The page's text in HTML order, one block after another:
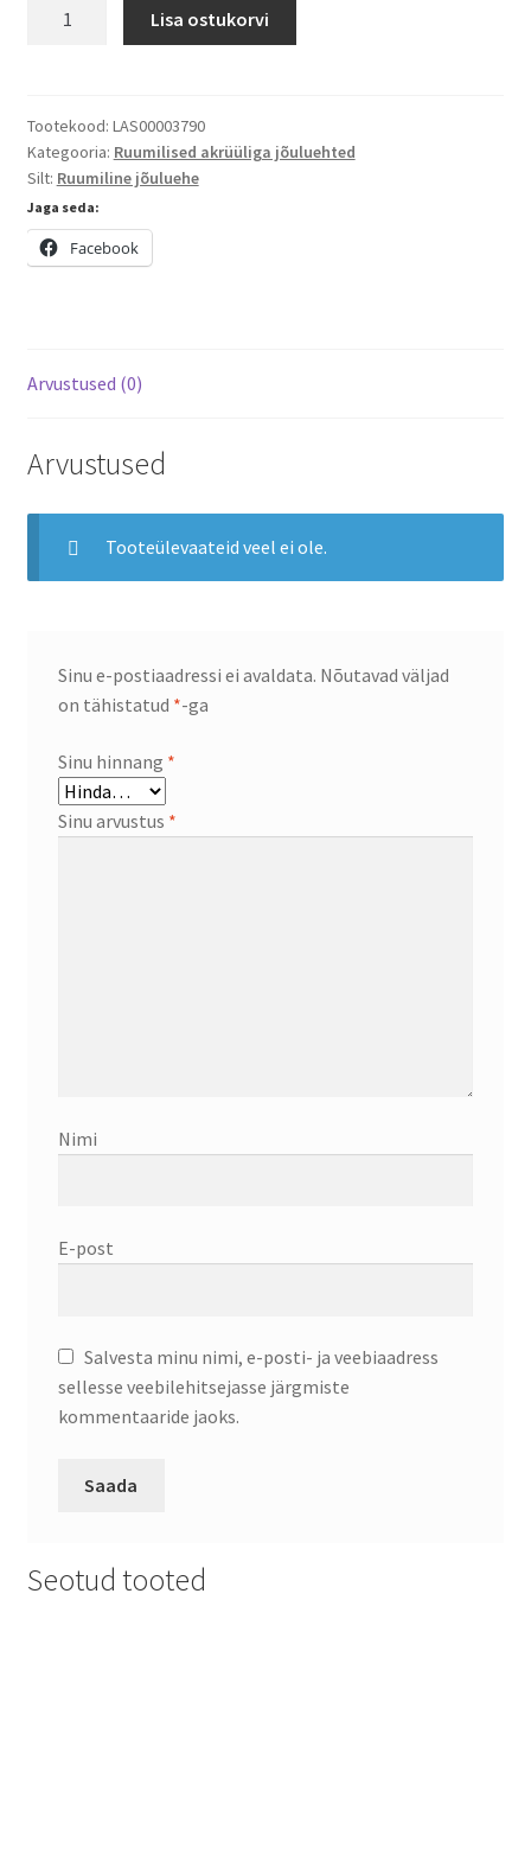
kogus
Lisa ostukorvi
Tootekood: LAS00003790
Kategooria: Ruumilised akrüüliga jõuluehted
Silt: Ruumiline jõuluehe
Jaga seda:
Facebook
Arvustused (0)
Arvustused
Tooteülevaateid veel ei ole.
Sinu e-postiaadressi ei avaldata. Nõutavad väljad
on tähistatud *-ga
Sinu hinnang *
Sinu arvustus *
Nimi
E-post
Salvesta minu nimi, e-posti- ja veebiaadress
sellesse veebilehitsejasse järgmiste
kommentaaride jaoks.
Seotud tooted